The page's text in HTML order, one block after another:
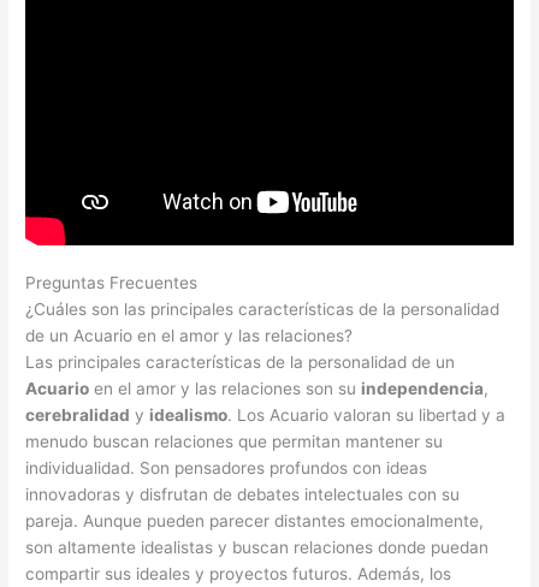
Preguntas Frecuentes
¿Cuáles son las principales características de la personalidad
de un Acuario en el amor y las relaciones?
Las principales características de la personalidad de un
Acuario en el amor y las relaciones son su independencia,
cerebralidad y idealismo. Los Acuario valoran su libertad y a
menudo buscan relaciones que permitan mantener su
individualidad. Son pensadores profundos con ideas
innovadoras y disfrutan de debates intelectuales con su
pareja. Aunque pueden parecer distantes emocionalmente,
son altamente idealistas y buscan relaciones donde puedan
compartir sus ideales y proyectos futuros. Además, los